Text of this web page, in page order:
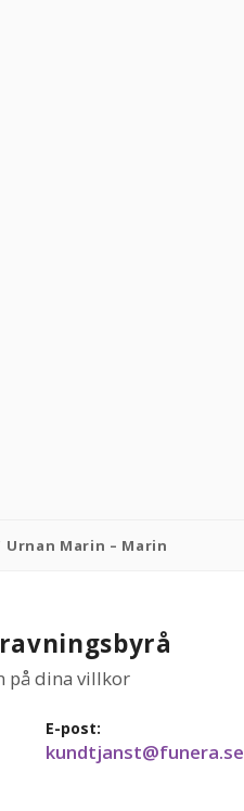
Urnan Marin – Marin
på dina villkor
E-post:
kundtjanst@funera.se